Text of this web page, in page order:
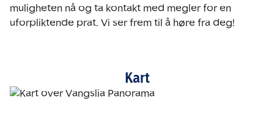
muligheten nå og ta kontakt med megler for en
uforpliktende prat. Vi ser frem til å høre fra deg!
Kart